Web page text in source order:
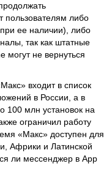
пользователям либо
ее наличии), либо
так как штатные
могут не вернуться
входит в список
в России, а в
100 млн установок на
ограничил работу
«Макс» доступен для
Африки и Латинской
ли мессенджер в App